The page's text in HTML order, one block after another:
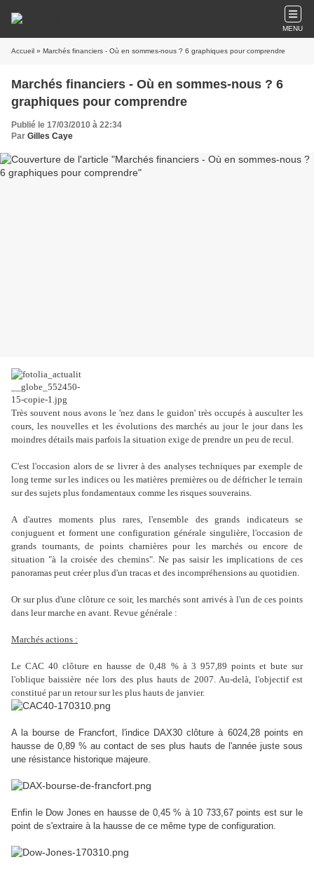
MENU
Accueil » Marchés financiers - Où en sommes-nous ? 6 graphiques pour comprendre
Marchés financiers - Où en sommes-nous ? 6
graphiques pour comprendre
Publié le 17/03/2010 à 22:34
Par Gilles Caye
Très souvent nous avons le 'nez dans le guidon' très occupés à ausculter les
cours, les nouvelles et les évolutions des marchés au jour le jour dans les
moindres détails mais parfois la situation exige de prendre un peu de recul.
C'est l'occasion alors de se livrer à des analyses techniques par exemple de
long terme sur les indices ou les matières premières ou de défricher le terrain
sur des sujets plus fondamentaux comme les risques souverains.
A d'autres moments plus rares, l'ensemble des grands indicateurs se
conjuguent et forment une configuration générale singulière, l'occasion de
grands tournants, de points charnières pour les marchés ou encore de
situation "à la croisée des chemins". Ne pas saisir les implications de ces
panoramas peut créer plus d'un tracas et des incompréhensions au quotidien.
Or sur plus d'une clôture ce soir, les marchés sont arrivés à l'un de ces points
dans leur marche en avant. Revue générale :
Marchés actions :
Le CAC 40 clôture en hausse de 0,48 % à 3 957,89 points et bute sur
l'oblique baissière née lors des plus hauts de 2007. Au-delà, l'objectif est
constitué par un retour sur les plus hauts de janvier.
A la bourse de Francfort, l'indice DAX30 clôture à 6024,28 points en
hausse de 0,89 % au contact de ses plus hauts de l'année juste sous
une résistance historique majeure.
Enfin le Dow Jones en hausse de 0,45 % à 10 733,67 points est sur le
point de s'extraire à la hausse de ce même type de configuration.